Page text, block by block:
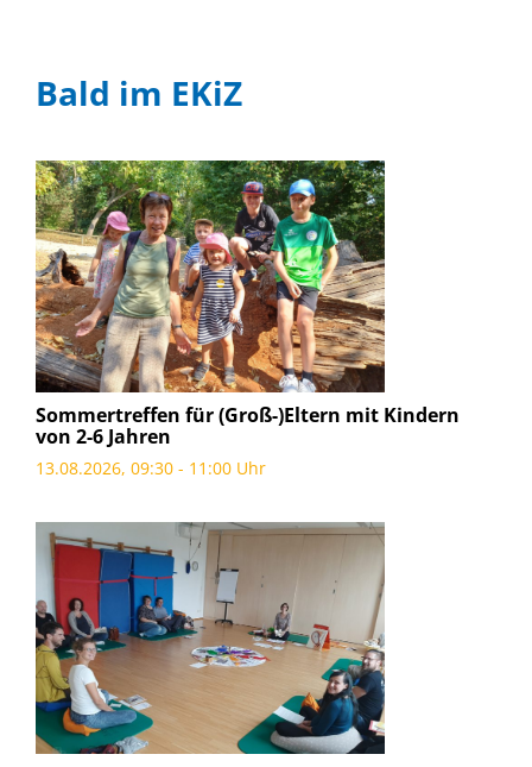
Bald im EKiZ
Sommertreffen für (Groß-)Eltern mit Kindern
von 2-6 Jahren
13.08.2026, 09:30 - 11:00 Uhr